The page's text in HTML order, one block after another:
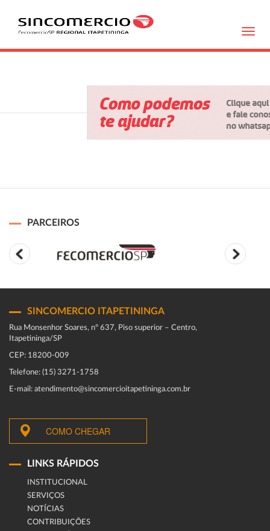
PARCEIROS
SINCOMERCIO ITAPETININGA
Rua Monsenhor Soares, nº 637, Piso superior – Centro,
Itapetininga/SP
CEP: 18200-009
Telefone: (15) 3271-1758
E-mail: atendimento@sincomercioitapetininga.com.br
COMO CHEGAR
LINKS RÁPIDOS
INSTITUCIONAL
SERVIÇOS
NOTÍCIAS
CONTRIBUIÇÕES